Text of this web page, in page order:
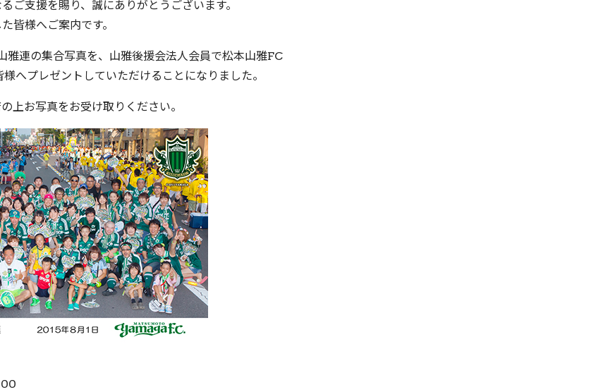
ご支援を賜り、誠にありがとうございます。
皆様へご案内です。
連の集合写真を、山雅後援会法人会員で松本山雅FC
へプレゼントしていただけることになりました。
上お写真をお受け取りください。